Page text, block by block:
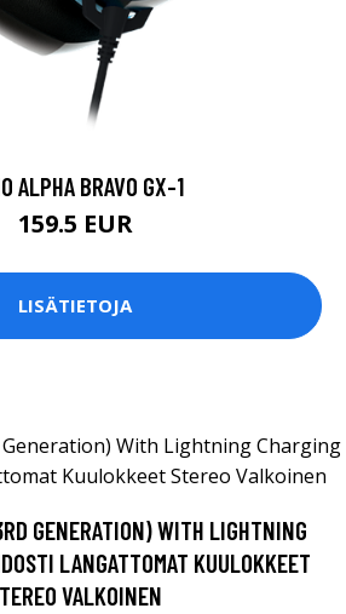
ALPHA BRAVO GX-1
159.5 EUR
LISÄTIETOJA
GENERATION) WITH LIGHTNING
LANGATTOMAT KUULOKKEET
VALKOINEN